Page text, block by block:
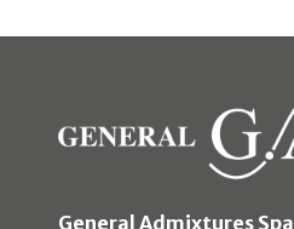
General Admixtures Spa